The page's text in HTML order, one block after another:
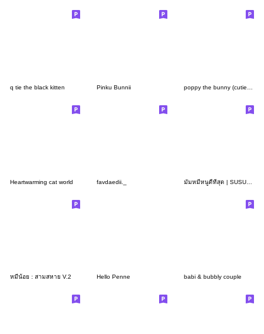
q tie the black kitten Pinku Bunnii
Heartwarming cat world favdaedii._ มัมหมีหนูดีที่สุด | SUSUDUMDUM
หมีน้อย : สามสหาย V.2 Hello Penne babi & bubbly couple